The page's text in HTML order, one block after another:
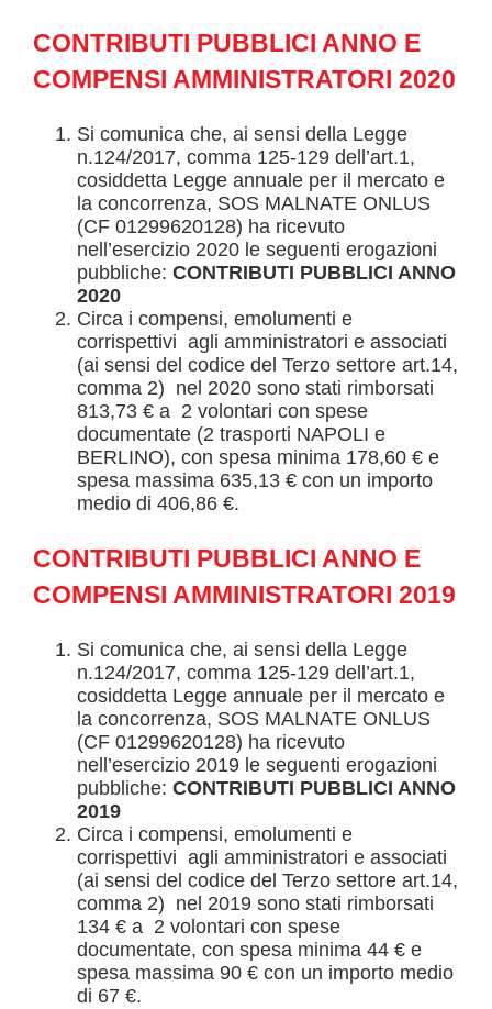
CONTRIBUTI PUBBLICI ANNO E
COMPENSI AMMINISTRATORI 2020
Si comunica che, ai sensi della Legge
n.124/2017, comma 125-129 dell’art.1,
cosiddetta Legge annuale per il mercato e
la concorrenza, SOS MALNATE ONLUS
(CF 01299620128) ha ricevuto
nell’esercizio 2020 le seguenti erogazioni
pubbliche: CONTRIBUTI PUBBLICI ANNO
2020
Circa i compensi, emolumenti e
corrispettivi agli amministratori e associati
(ai sensi del codice del Terzo settore art.14,
comma 2) nel 2020 sono stati rimborsati
813,73 € a 2 volontari con spese
documentate (2 trasporti NAPOLI e
BERLINO), con spesa minima 178,60 € e
spesa massima 635,13 € con un importo
medio di 406,86 €.
CONTRIBUTI PUBBLICI ANNO E
COMPENSI AMMINISTRATORI 2019
Si comunica che, ai sensi della Legge
n.124/2017, comma 125-129 dell’art.1,
cosiddetta Legge annuale per il mercato e
la concorrenza, SOS MALNATE ONLUS
(CF 01299620128) ha ricevuto
nell’esercizio 2019 le seguenti erogazioni
pubbliche: CONTRIBUTI PUBBLICI ANNO
2019
Circa i compensi, emolumenti e
corrispettivi agli amministratori e associati
(ai sensi del codice del Terzo settore art.14,
comma 2) nel 2019 sono stati rimborsati
134 € a 2 volontari con spese
documentate, con spesa minima 44 € e
spesa massima 90 € con un importo medio
di 67 €.